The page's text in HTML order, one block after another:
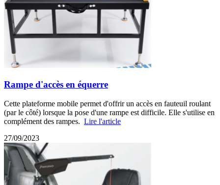
Rampe d'accès en équerre
Cette plateforme mobile permet d'offrir un accès en fauteuil roulant
(par le côté) lorsque la pose d'une rampe est difficile. Elle s'utilise en
complément des rampes. Lire l'article
27/09/2023